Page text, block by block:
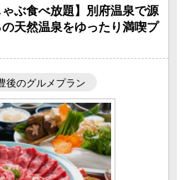
ゃぶ食べ放題】別府温泉で源
天然温泉をゆったり満喫プ
後のグルメプラン